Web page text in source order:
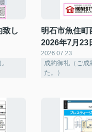
し
明石市魚住
2026年7月23
2026.07.23
成約御礼（ご成
た。）